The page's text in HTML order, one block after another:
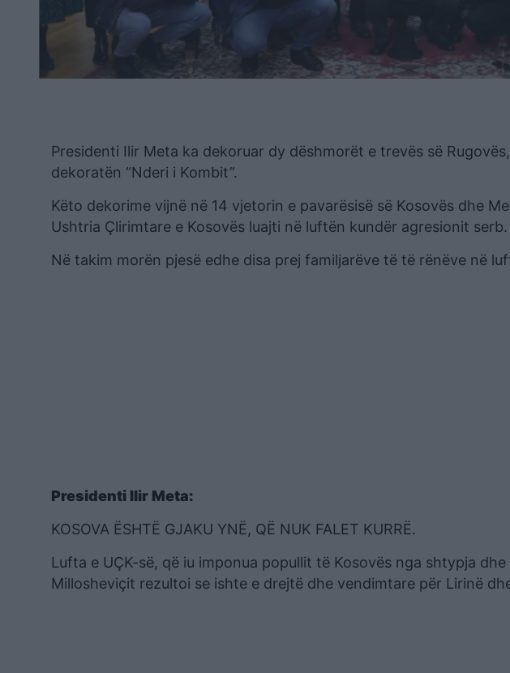
Presidenti Ilir Meta ka dekoruar dy dëshmorët e trevës së
dekoratën “Nderi i Kombit”.
Këto dekorime vijnë në 14 vjetorin e pavarësisë së Kosovës dhe
Ushtria Çlirimtare e Kosovës luajti në luftën kundër agresionit serb.
Në takim morën pjesë edhe disa prej familjarëve të të rënëve në
Presidenti Ilir Meta:
KOSOVA ËSHTË GJAKU YNË, QË NUK FALET KURRË.
Lufta e UÇK-së, që iu imponua popullit të Kosovës nga shtypja
Millosheviçit rezultoi se ishte e drejtë dhe vendimtare për Lirinë